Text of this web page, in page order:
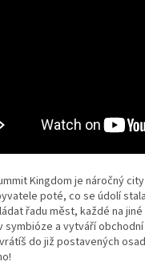
Kingdom je náročný
poté, co se údolí
řadu měst, každé na
symbióze a vytváří
do již postavených